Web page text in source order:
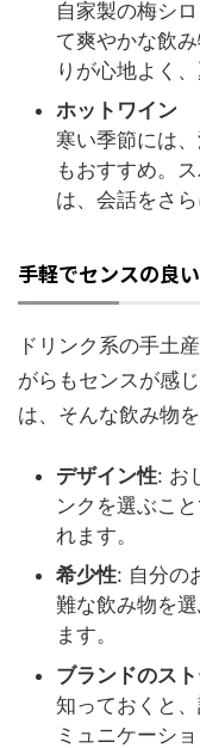
自家製の梅シ
て爽やかな飲
りが心地よく
ホットワイン
寒い季節には
もおすすめ。
は、会話をさ
手軽でセンスの良
ドリンク系の手土
がらもセンスが感
は、そんな飲み物
デザイン性: お
ンクを選ぶこ
れます。
希少性: 自分の
難な飲み物を
ます。
ブランドのス
知っておくと
ミュニケーシ